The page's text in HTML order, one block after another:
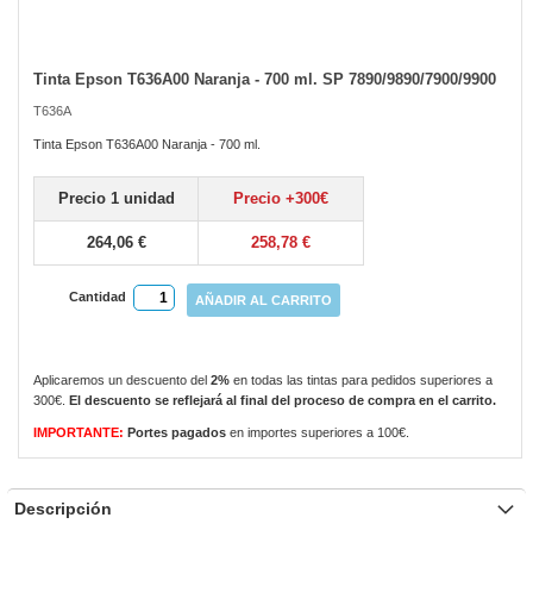
Tinta Epson T636A00 Naranja - 700 ml. SP 7890/9890/7900/9900
T636A
Tinta Epson T636A00 Naranja - 700 ml.
Precio 1 unidad Precio +300€
264,06 € 258,78 €
Cantidad AÑADIR AL CARRITO
Aplicaremos un descuento del 2% en todas las tintas para pedidos superiores a
300€.
El descuento se reflejará al final del proceso de compra en el carrito.
IMPORTANTE: Portes pagados en importes superiores a 100€.
Skip
the
beginning
the
images
gallery
Descripción